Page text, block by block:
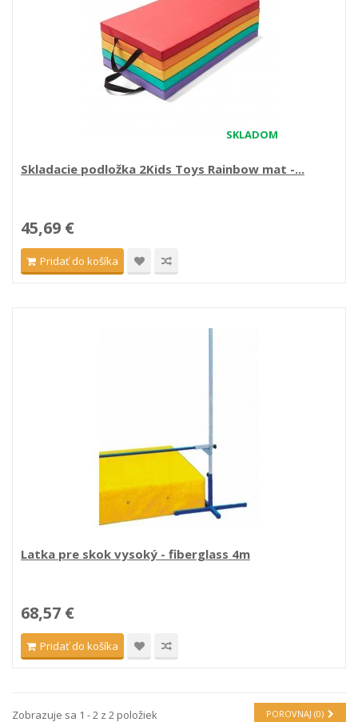
SKLADOM
Skladacie podložka 2Kids Toys Rainbow mat -...
45,69 €
Pridať do košíka
Latka pre skok vysoký - fiberglass 4m
68,57 €
Pridať do košíka
POROVNAJ (0)
Zobrazuje sa 1 - 2 z 2 položiek